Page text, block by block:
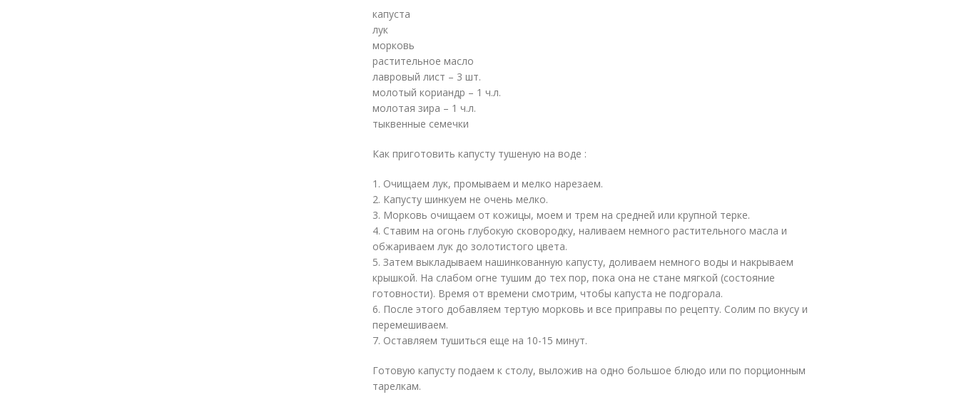
капуста
лук
морковь
растительное масло
лавровый лист – 3 шт.
молотый кориандр – 1 ч.л.
молотая зира – 1 ч.л.
тыквенные семечки
Как приготовить капусту тушеную на воде :
1. Очищаем лук, промываем и мелко нарезаем.
2. Капусту шинкуем не очень мелко.
3. Морковь очищаем от кожицы, моем и трем на средней или крупной терке.
4. Ставим на огонь глубокую сковородку, наливаем немного растительного масла и
обжариваем лук до золотистого цвета.
5. Затем выкладываем нашинкованную капусту, доливаем немного воды и накрываем
крышкой. На слабом огне тушим до тех пор, пока она не стане мягкой (состояние
готовности). Время от времени смотрим, чтобы капуста не подгорала.
6. После этого добавляем тертую морковь и все приправы по рецепту. Солим по вкусу и
перемешиваем.
7. Оставляем тушиться еще на 10-15 минут.
Готовую капусту подаем к столу, выложив на одно большое блюдо или по порционным
тарелкам.